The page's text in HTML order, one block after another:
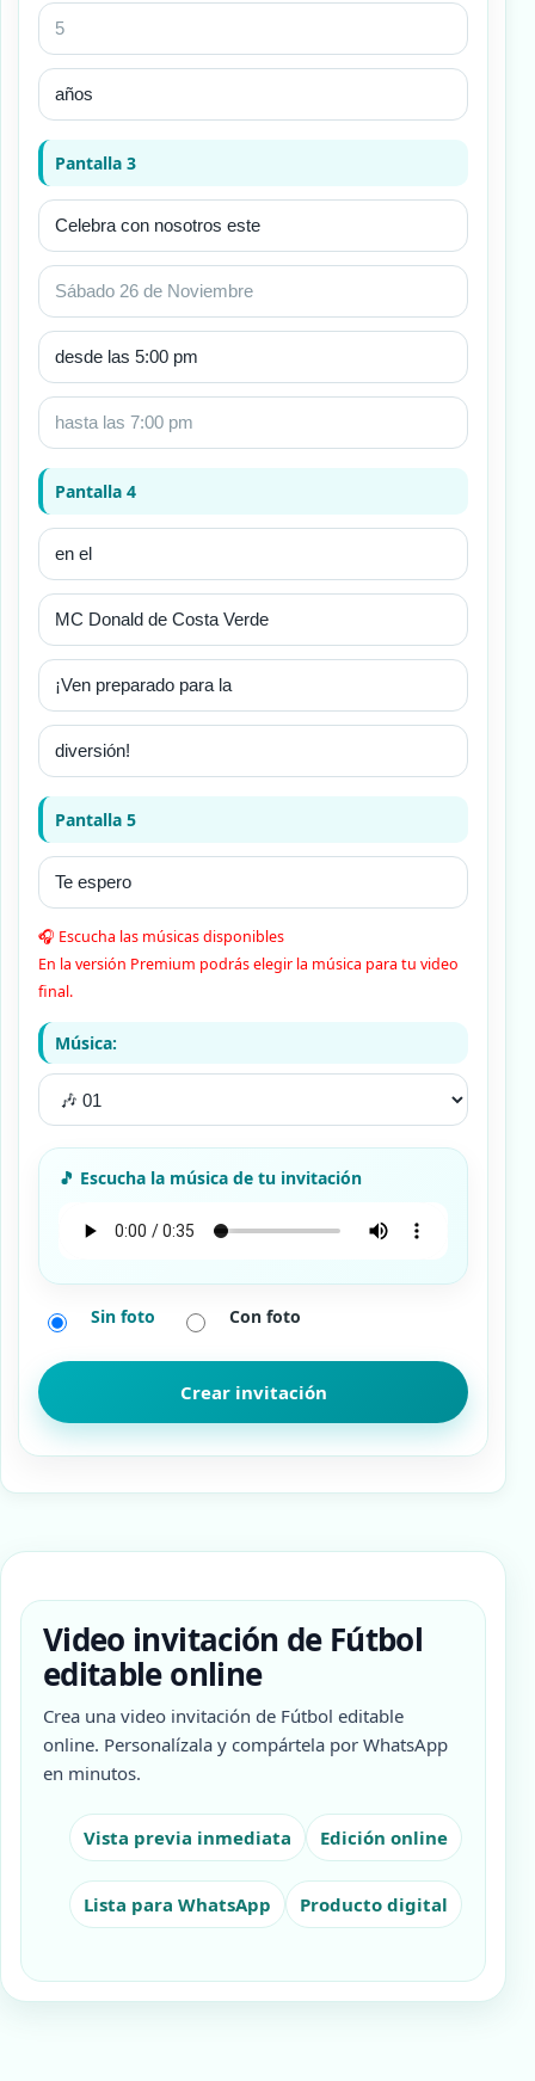
Pantalla 3
Pantalla 4
Pantalla 5
🎧 Escucha las músicas disponibles
En la versión Premium podrás elegir la música para tu video
final.
Música:
Sin foto Con foto
Video invitación de Fútbol
editable online
Crea una video invitación de Fútbol editable
online. Personalízala y compártela por WhatsApp
en minutos.
Vista previa inmediata Edición online
Lista para WhatsApp Producto digital